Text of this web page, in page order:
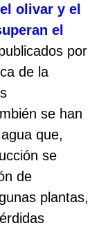
olivar y el
el
por
de la
se han
que,
se
de
plantas,